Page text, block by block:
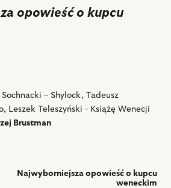
opowieść o kupcu
– Shylock, Tadeusz
Leszek Teleszyński - Książę Wenecji
Brustman
Najwyborniejsza opowieść o kupcu
weneckim